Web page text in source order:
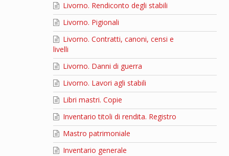
Livorno. Rendiconto degli stabili
Livorno. Pigionali
Livorno. Contratti, canoni, censi e
livelli
Livorno. Danni di guerra
Livorno. Lavori agli stabili
Libri mastri. Copie
Inventario titoli di rendita. Registro
Mastro patrimoniale
Inventario generale